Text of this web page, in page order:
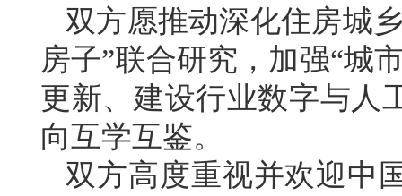
双方愿推动深化住房城
房子”联合研究，加强“城
更新、建设行业数字与人
向互学互鉴。
双方高度重视并欢迎中